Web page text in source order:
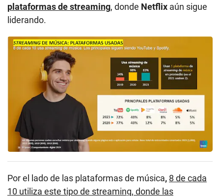
plataformas de streaming, donde Netflix aún sigue
liderando.
Por el lado de las plataformas de música, 8 de cada
10 utiliza este tipo de streaming, donde las